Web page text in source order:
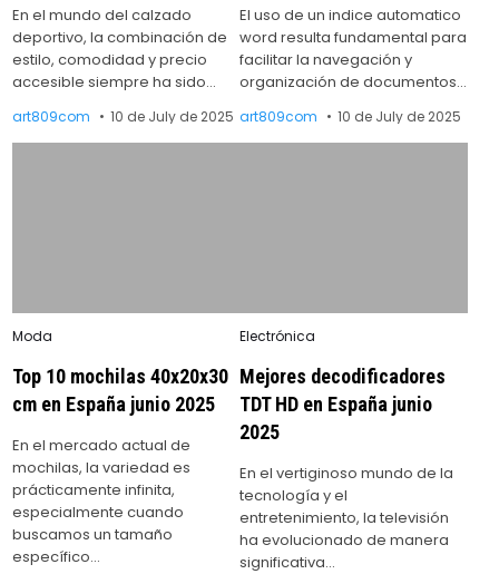
En el mundo del calzado
deportivo, la combinación de
estilo, comodidad y precio
accesible siempre ha sido…
art809com 10 de July de 2025
El uso de un indice automatico
word resulta fundamental para
facilitar la navegación y
organización de documentos…
art809com 10 de July de 2025
Posted
Moda
Top 10 mochilas 40x20x30
cm en España junio 2025
En el mercado actual de
mochilas, la variedad es
prácticamente infinita,
especialmente cuando
buscamos un tamaño
específico…
Posted
Electrónica
Mejores decodificadores
TDT HD en España junio
2025
En el vertiginoso mundo de la
tecnología y el
entretenimiento, la televisión
ha evolucionado de manera
significativa…